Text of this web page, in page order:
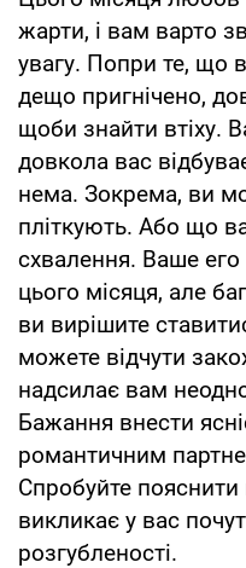
жарти, і вам варто
увагу. Попри те, що
дещо пригнічено,
щоби знайти втіху.
довкола вас
нема. Зокрема, ви
пліткують. Або що
схвалення. Ваше
цього місяця, але
ви вирішите
можете відчути
надсилає вам
Бажання внести
романтичним
Спробуйте
викликає у вас
розгубленості.